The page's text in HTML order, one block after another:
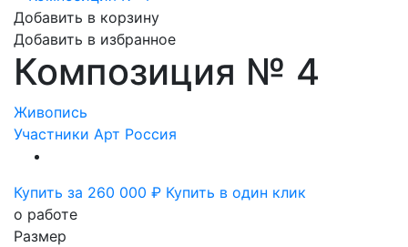
Добавить в корзину
Добавить в избранное
Композиция № 4
Живопись
Участники Арт Россия
Купить за 260 000 ₽ Купить в один клик
о работе
Размер